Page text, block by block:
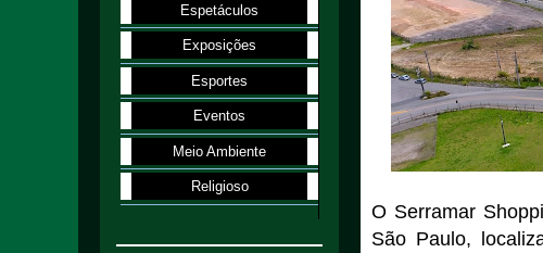
O Serramar
São Paulo,
Espetáculos
Exposições
Esportes
Eventos
Meio Ambiente
Religioso